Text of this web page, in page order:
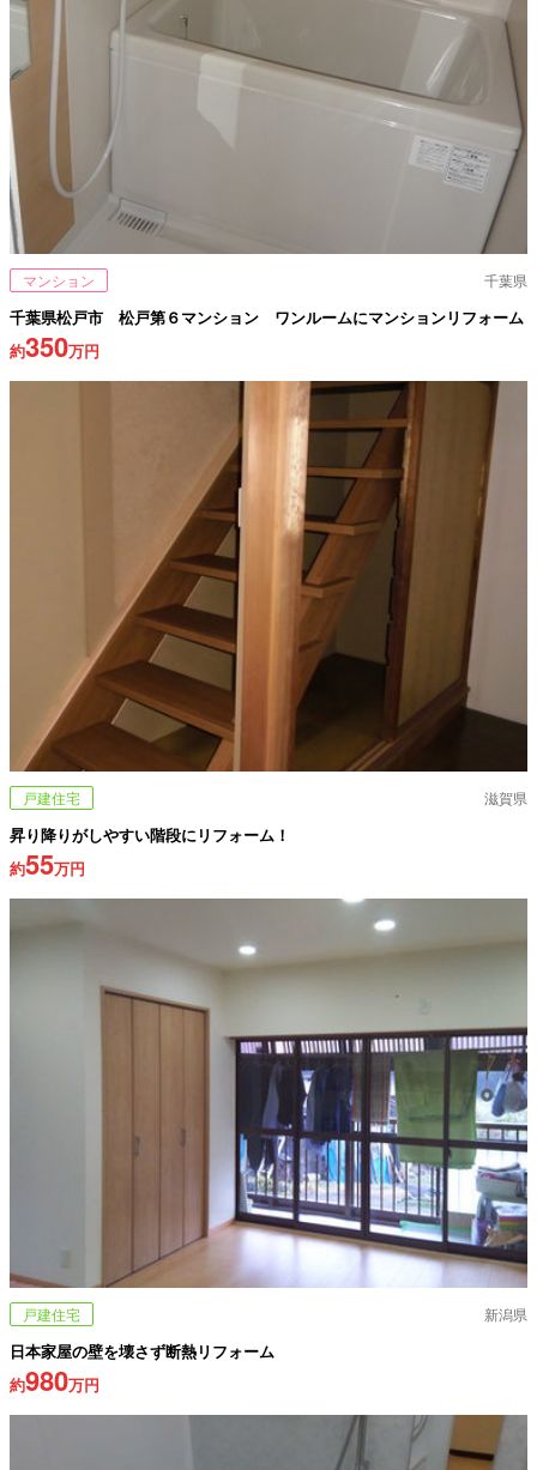
マンション 千葉県
千葉県松戸市 松戸第６マンション ワンルームにマンションリフォーム
約350万円
戸建住宅 滋賀県
昇り降りがしやすい階段にリフォーム！
約55万円
戸建住宅 新潟県
日本家屋の壁を壊さず断熱リフォーム
約980万円